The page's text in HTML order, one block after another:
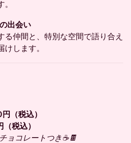
出会い
る仲間と、特別な空間で語り合え
します。
（税込）
税込）
ョコレートつき☕️🍫